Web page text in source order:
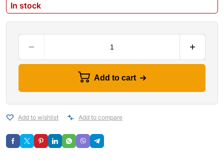
In stock
Add to cart
Add to wishlist Add to compare